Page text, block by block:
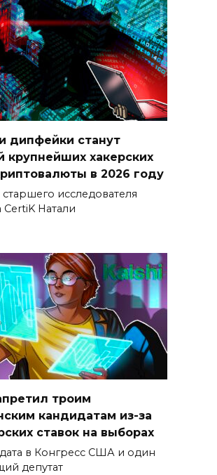
дипфейки станут
крупнейших хакерских
в 2026 году
исследователя
Натали
троим
кандидатам из-за
ставок на выборах
в Конгресс США и один
депутат